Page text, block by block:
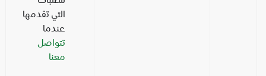
التي تقدمها
عندما
تتواصل